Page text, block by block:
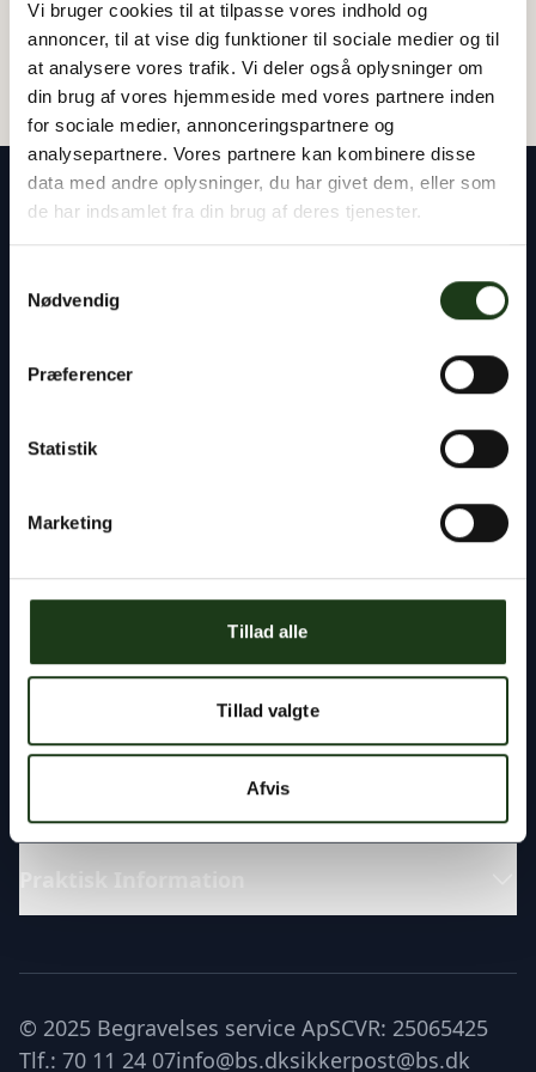
Vi bruger cookies til at tilpasse vores indhold og
annoncer, til at vise dig funktioner til sociale medier og til
at analysere vores trafik. Vi deler også oplysninger om
din brug af vores hjemmeside med vores partnere inden
for sociale medier, annonceringspartnere og
analysepartnere. Vores partnere kan kombinere disse
data med andre oplysninger, du har givet dem, eller som
de har indsamlet fra din brug af deres tjenester.
Nødvendig
Præferencer
Statistik
Marketing
Tillad alle
Tillad valgte
Afvis
Vores rådgivere står klar til at hjælpe dig med
planlægning af en begravelse eller bisættelse,
håndtering af bobehandlingen ved skifteretten.
Du er altid velkommen til at tage kontakt til os,
Katalog
Læs om
Praktisk Information
© 2025 Begravelses service ApSCVR: 25065425
Tlf.: 70 11 24 07info@bs.dksikkerpost@bs.dk